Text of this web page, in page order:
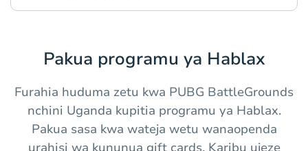
Pakua programu ya Hablax
Furahia huduma zetu kwa PUBG BattleGrounds
nchini Uganda kupitia programu ya Hablax.
Pakua sasa kwa wateja wetu wanaopenda
urahisi wa kununua gift cards. Karibu ujeze